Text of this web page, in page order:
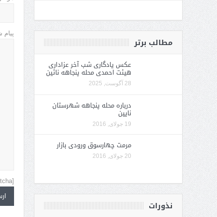
پیام
[recaptcha]
مطالب برتر
عکس یادگاری شب آخر عزاداری
هیئت احمدی محله پنجاهه نائین
28 آگوست, 2025
درباره محله پنجاهه شهرستان
نایین
19 جولای, 2016
مرمت چهارسوق ورودی بازار
20 جولای, 2016
نذورات